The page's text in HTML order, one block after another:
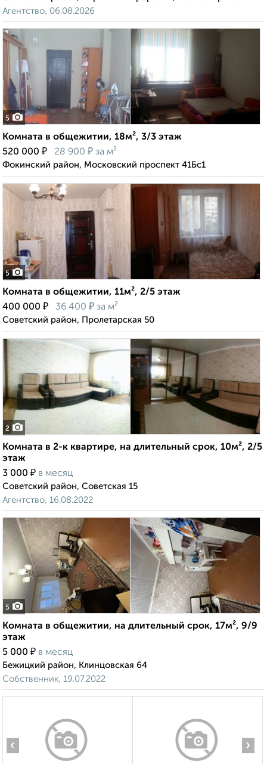
Агентство, 06.08.2026
5
Комната в общежитии, 18м², 3/3 этаж
520 000 ₽ 28 900 ₽ за м²
Фокинский район, Московский проспект 41Бс1
5
Комната в общежитии, 11м², 2/5 этаж
400 000 ₽ 36 400 ₽ за м²
Советский район, Пролетарская 50
2
Комната в 2-к квартире, на длительный срок, 10м², 2/5
этаж
3 000 ₽ в месяц
Советский район, Советская 15
Агентство, 16.08.2022
5
Комната в общежитии, на длительный срок, 17м², 9/9
этаж
5 000 ₽ в месяц
Бежицкий район, Клинцовская 64
Собственник, 19.07.2022
‹ ›